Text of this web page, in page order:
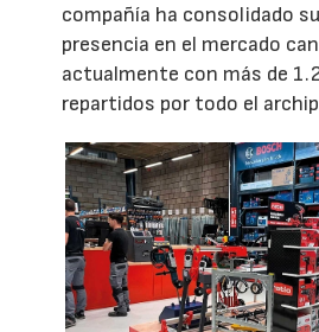
compañía ha consolidado
presencia en el mercado
actualmente con más de
repartidos por todo el